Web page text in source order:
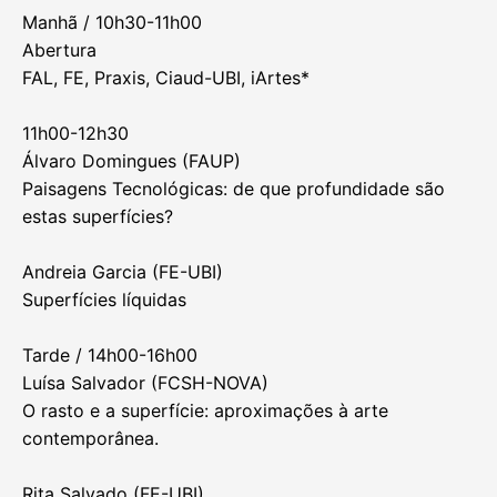
Manhã / 10h30-11h00
Abertura
FAL, FE, Praxis, Ciaud-UBI, iArtes*
11h00-12h30
Álvaro Domingues (FAUP)
Paisagens Tecnológicas: de que profundidade são
estas superfícies?
Andreia Garcia (FE-UBI)
Superfícies líquidas
Tarde / 14h00-16h00
Luísa Salvador (FCSH-NOVA)
O rasto e a superfície: aproximações à arte
contemporânea.